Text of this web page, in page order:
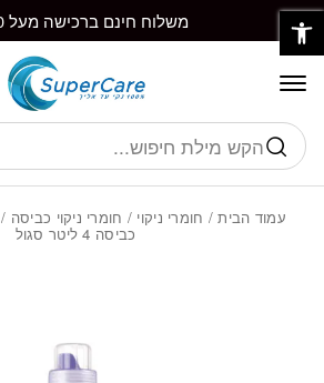
Skip to Content משלוח חינם ברכישה מעל ₪350
חיפוש
עמוד הבית/ חומרי ניקוי / חומרי ניקוי כביסה /
כביסה 4 ליטר סגול
בחזרה למעלה
פתח סרגל נגישות